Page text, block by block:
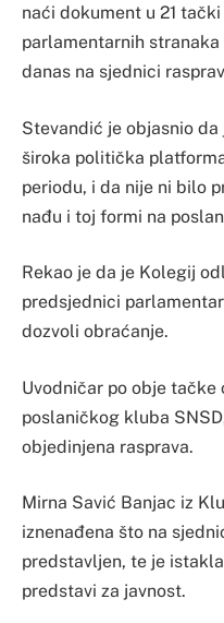
naći dokument u 21
parlamentarnih
danas na sjednici
Stevandić je objasnio
široka politička
periodu, i da nije ni bilo
nađu i toj formi na
Rekao je da je Kolegij
predsjednici
dozvoli obraćanje.
Uvodničar po obje
poslaničkog kluba
objedinjena rasprava.
Mirna Savić Banjac iz
iznenađena što na
predstavljen, te je
predstavi za javnost.